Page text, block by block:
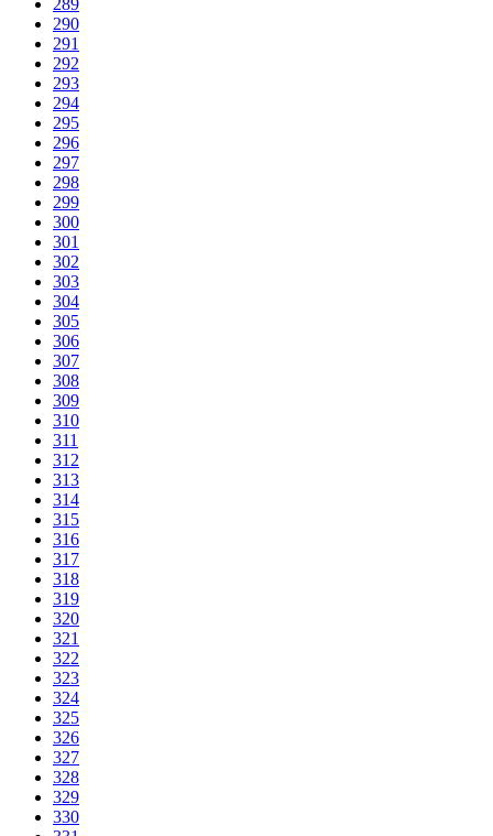
289
290
291
292
293
294
295
296
297
298
299
300
301
302
303
304
305
306
307
308
309
310
311
312
313
314
315
316
317
318
319
320
321
322
323
324
325
326
327
328
329
330